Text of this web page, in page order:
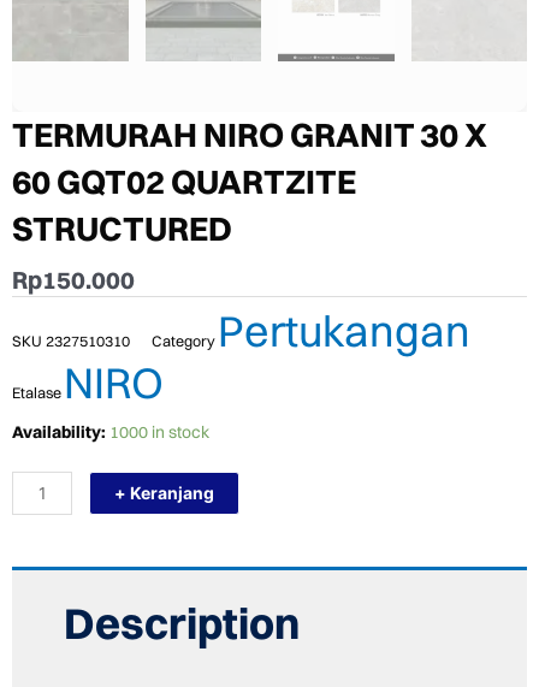
TERMURAH NIRO GRANIT 30 X
60 GQT02 QUARTZITE
STRUCTURED
Rp150.000
SKU 2327510310 Category Pertukangan
Etalase NIRO
Availability: 1000 in stock
TERMURAH
GRANIT
X
STRUCTURED
+ Keranjang
Description